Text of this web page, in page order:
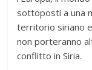
sottoposti a una
territorio siriano
non porteranno
conflitto in Siria.